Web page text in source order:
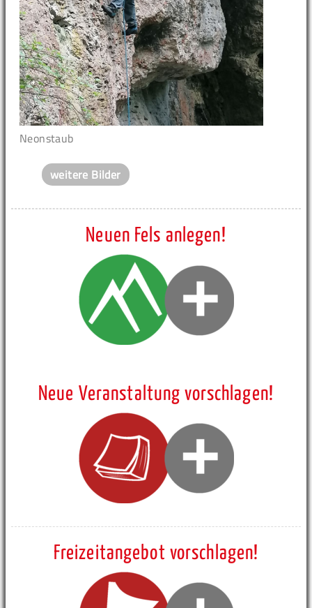
Neonstaub
weitere Bilder
Neuen Fels anlegen!
Neue Veranstaltung vorschlagen!
Freizeitangebot vorschlagen!